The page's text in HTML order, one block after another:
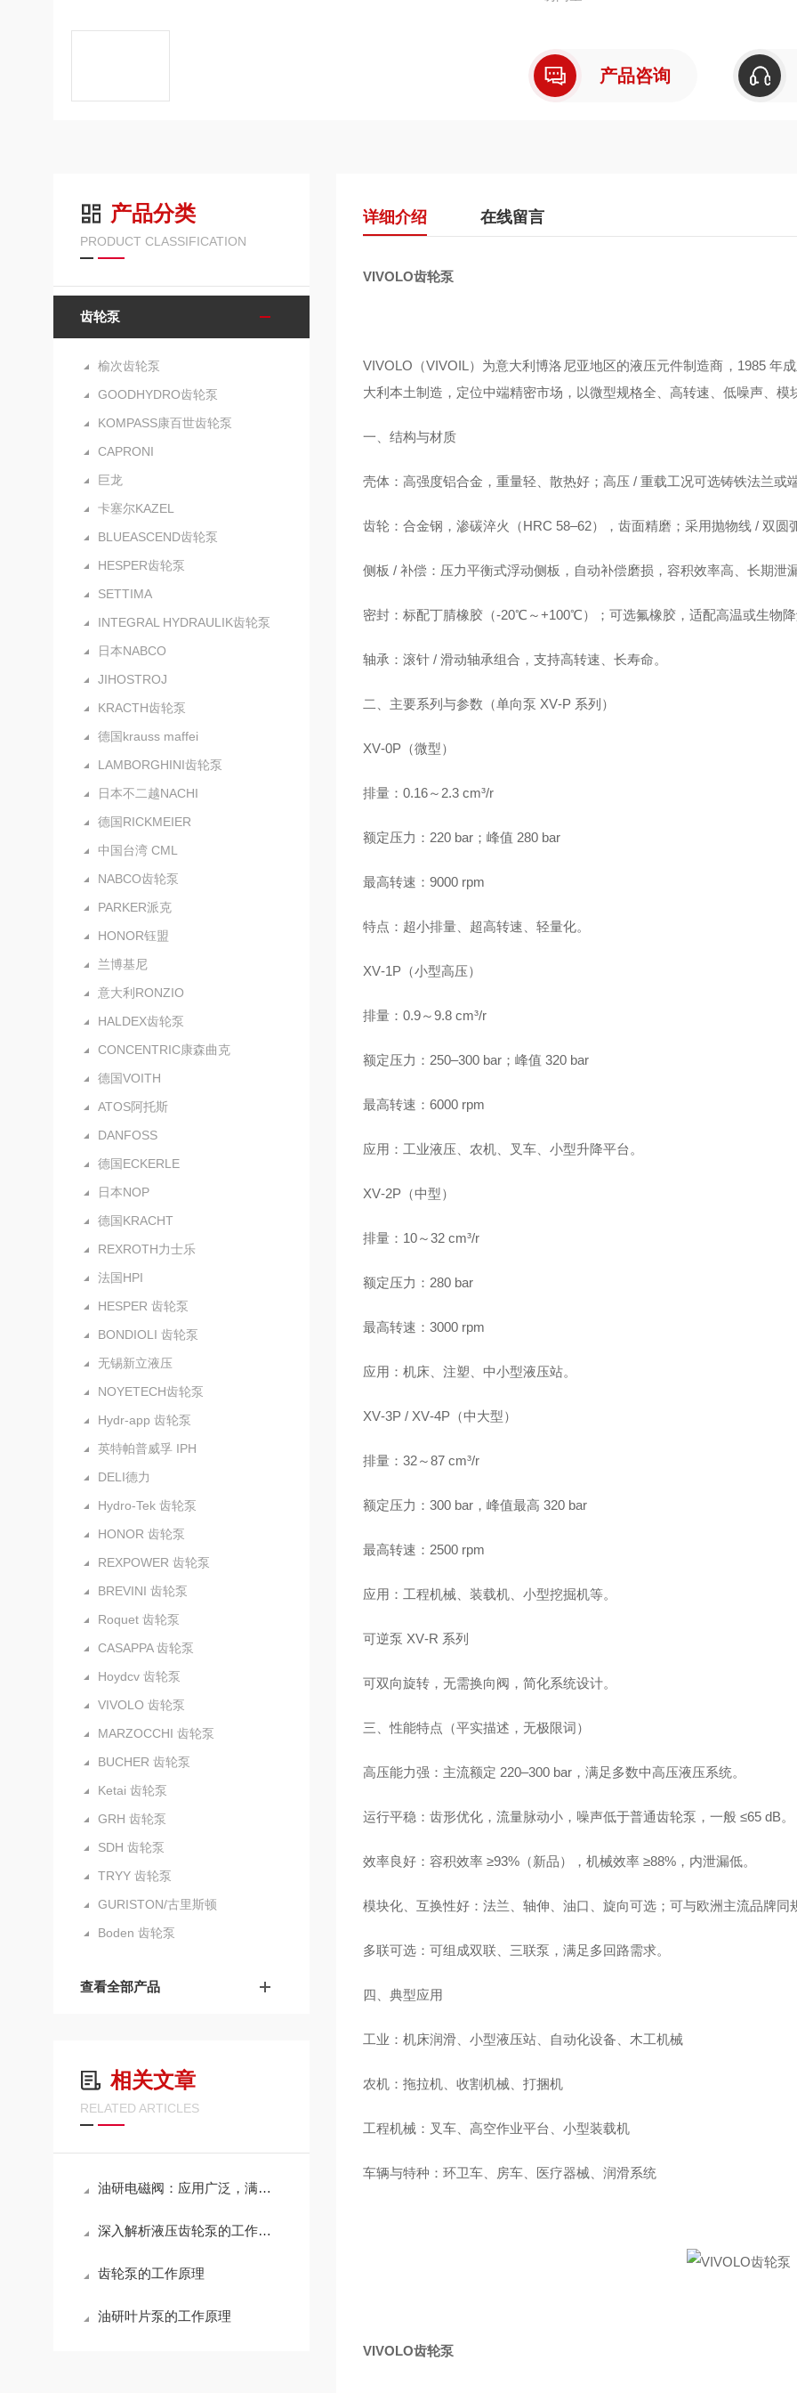
产品咨询
产品分类
PRODUCT CLASSIFICATION
齿轮泵
榆次齿轮泵
GOODHYDRO齿轮泵
KOMPASS康百世齿轮泵
CAPRONI
巨龙
卡塞尔KAZEL
BLUEASCEND齿轮泵
HESPER齿轮泵
SETTIMA
INTEGRAL HYDRAULIK齿轮泵
日本NABCO
JIHOSTROJ
KRACTH齿轮泵
德国krauss maffei
LAMBORGHINI齿轮泵
日本不二越NACHI
德国RICKMEIER
中国台湾 CML
NABCO齿轮泵
PARKER派克
HONOR钰盟
兰博基尼
意大利RONZIO
HALDEX齿轮泵
CONCENTRIC康森曲克
德国VOITH
ATOS阿托斯
DANFOSS
德国ECKERLE
日本NOP
德国KRACHT
REXROTH力士乐
法国HPI
HESPER 齿轮泵
BONDIOLI 齿轮泵
无锡新立液压
NOYETECH齿轮泵
Hydr-app 齿轮泵
英特帕普威孚 IPH
DELI德力
Hydro-Tek 齿轮泵
HONOR 齿轮泵
REXPOWER 齿轮泵
BREVINI 齿轮泵
Roquet 齿轮泵
CASAPPA 齿轮泵
Hoydcv 齿轮泵
VIVOLO 齿轮泵
MARZOCCHI 齿轮泵
BUCHER 齿轮泵
Ketai 齿轮泵
GRH 齿轮泵
SDH 齿轮泵
TRYY 齿轮泵
GURISTON/古里斯顿
Boden 齿轮泵
查看全部产品
相关文章
RELATED ARTICLES
油研电磁阀：应用广泛，满足多种流体控制需求
深入解析液压齿轮泵的工作原理与性能优化策略，提升液压系统效率
齿轮泵的工作原理
油研叶片泵的工作原理
详细介绍 在线留言
VIVOLO齿轮泵
VIVOLO（VIVOIL）为意大利博洛尼亚地区的液压元件制造商，1985 年
大利本土制造，定位中端精密市场，以微型规格全、高转速、低噪声、模
一、结构与材质
壳体：高强度铝合金，重量轻、散热好；高压 / 重载工况可选铸铁法兰或
齿轮：合金钢，渗碳淬火（HRC 58–62），齿面精磨；采用抛物线 / 双
侧板 / 补偿：压力平衡式浮动侧板，自动补偿磨损，容积效率高、长期泄
密封：标配丁腈橡胶（-20℃～+100℃）；可选氟橡胶，适配高温或生物
轴承：滚针 / 滑动轴承组合，支持高转速、长寿命。
二、主要系列与参数（单向泵 XV‑P 系列）
XV‑0P（微型）
排量：0.16～2.3 cm³/r
额定压力：220 bar；峰值 280 bar
最高转速：9000 rpm
特点：超小排量、超高转速、轻量化。
XV‑1P（小型高压）
排量：0.9～9.8 cm³/r
额定压力：250–300 bar；峰值 320 bar
最高转速：6000 rpm
应用：工业液压、农机、叉车、小型升降平台。
XV‑2P（中型）
排量：10～32 cm³/r
额定压力：280 bar
最高转速：3000 rpm
应用：机床、注塑、中小型液压站。
XV‑3P / XV‑4P（中大型）
排量：32～87 cm³/r
额定压力：300 bar，峰值最高 320 bar
最高转速：2500 rpm
应用：工程机械、装载机、小型挖掘机等。
可逆泵 XV‑R 系列
可双向旋转，无需换向阀，简化系统设计。
三、性能特点（平实描述，无极限词）
高压能力强：主流额定 220–300 bar，满足多数中高压液压系统。
运行平稳：齿形优化，流量脉动小，噪声低于普通齿轮泵，一般 ≤65 dB。
效率良好：容积效率 ≥93%（新品），机械效率 ≥88%，内泄漏低。
模块化、互换性好：法兰、轴伸、油口、旋向可选；可与欧洲主流品牌同
多联可选：可组成双联、三联泵，满足多回路需求。
四、典型应用
工业：机床润滑、小型液压站、自动化设备、木工机械
农机：拖拉机、收割机械、打捆机
工程机械：叉车、高空作业平台、小型装载机
车辆与特种：环卫车、房车、医疗器械、润滑系统
VIVOLO齿轮泵